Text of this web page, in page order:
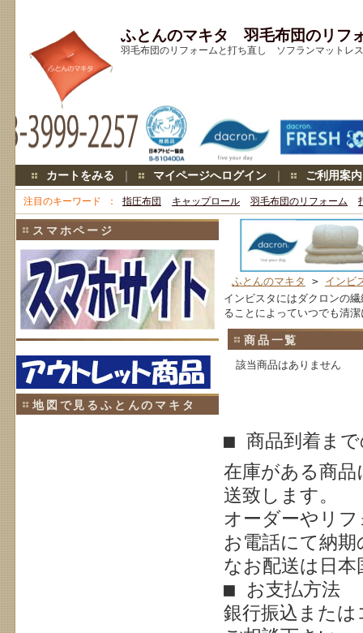
ふとんのマキタ 羽毛布団のリ
羽毛布団のリフォームと打ち直し ソフランマット
カートをみる ｜ マイページへログイン ｜ ご利用案内
注目のキーワード 指圧布団 キャップロール 羽毛布団のリフォーム
スマホページ
地図で見るふとんのマキタ
ふとんのマキタ > インビ
インビスタにはダクロンの
ることによっていつでも清
商品一覧
該当商品はありません
■ 商品到着ま
在庫がある商
送致します。
オーダーやリ
お電話にて納
なお配送は日
■ お支払方法
銀行振込また